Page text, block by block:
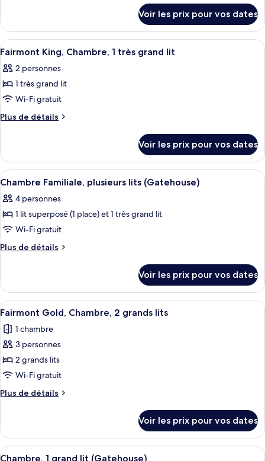
montagne
chambre :
Fairmont
King,
Chambre,
1
très
grand
lit,
le
type
de
Fairmont
King,
très
grand
montagne
Voir les prix pour vos dates
Afficher
toutes
les
photos
pour
ce
chambre :
Fairmont
King,
Chambre,
1
très
grand
lit
Literie de qualité supérieure, couette
5
Fairmont King, Chambre, 1 très grand lit
2 personnes
1 très grand lit
Wi-Fi gratuit
Plus de détails
Plus
le
type
de
Fairmont
King,
très
grand
Voir les prix pour vos dates
Afficher
toutes
les
photos
pour
ce
chambre :
Chambre
Familiale,
plusieurs
lits
(Gatehouse)
Literie de qualité supérieure, couette
15
Chambre Familiale, plusieurs lits (Gatehouse)
4 personnes
1 lit superposé (1 place) et 1 très grand lit
Wi-Fi gratuit
Plus de détails
Plus
le
type
de
Chambre
Familiale,
lits
(Gatehouse)
Voir les prix pour vos dates
Afficher
toutes
les
photos
pour
ce
type
de
Fairmont
Gold,
Chambre,
Literie de qualité supérieure, couette
7
Fairmont Gold, Chambre, 2 grands lits
1 chambre
3 personnes
2 grands lits
Wi-Fi gratuit
Plus de détails
Plus
le
type
de
Voir les prix pour vos dates
Afficher
Literie de qualité supérieure, couette
11
Chambre, 1 grand lit (Gatehouse)